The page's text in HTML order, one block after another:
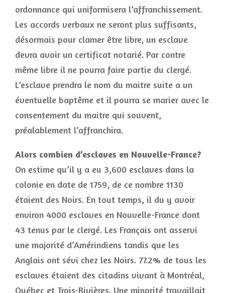
ordonnance qui uniformisera l’affranchissement.
Les accords verbaux ne seront plus suffisants,
désormais pour clamer être libre, un esclave
devra avoir un certificat notarié. Par contre
même libre il ne pourra faire partie du clergé.
L’esclave prendra le nom du maitre suite a un
éventuelle baptême et il pourra se marier avec le
consentement du maitre qui souvent,
préalablement l’affranchira.
Alors combien d’esclaves en Nouvelle-France?
On estime qu’il y a eu 3,600 esclaves dans la
colonie en date de 1759, de ce nombre 1130
étaient des Noirs. En tout temps, il du y avoir
environ 4000 esclaves en Nouvelle-France dont
43 tenus par le clergé. Les Français ont asservi
une majorité d’Amérindiens tandis que les
Anglais ont sévi chez les Noirs. 77.2% de tous les
esclaves étaient des citadins vivant à Montréal,
Québec et Trois-Rivières. Une minorité travaillait